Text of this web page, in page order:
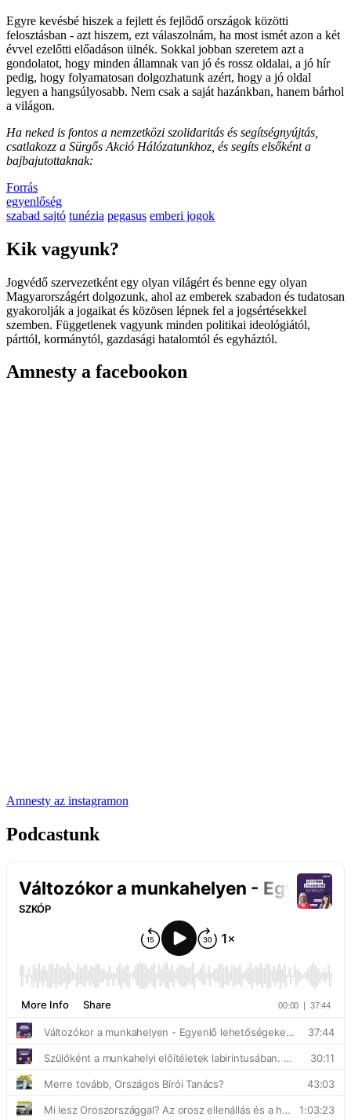
Egyre kevésbé hiszek a fejlett és fejlődő országok közötti
felosztásban - azt hiszem, ezt válaszolnám, ha most ismét azon a két
évvel ezelőtti előadáson ülnék. Sokkal jobban szeretem azt a
gondolatot, hogy minden államnak van jó és rossz oldalai, a jó hír
pedig, hogy folyamatosan dolgozhatunk azért, hogy a jó oldal
legyen a hangsúlyosabb. Nem csak a saját hazánkban, hanem bárhol
a világon.
Ha neked is fontos a nemzetközi szolidaritás és segítségnyújtás,
csatlakozz a Sürgős Akció Hálózatunkhoz, és segíts elsőként a
bajbajutottaknak:
Forrás
egyenlőség
szabad sajtó tunézia pegasus emberi jogok
Kik vagyunk?
Jogvédő szervezetként egy olyan világért és benne egy olyan
Magyarországért dolgozunk, ahol az emberek szabadon és tudatosan
gyakorolják a jogaikat és közösen lépnek fel a jogsértésekkel
szemben. Függetlenek vagyunk minden politikai ideológiától,
párttól, kormánytól, gazdasági hatalomtól és egyháztól.
Amnesty a facebookon
Amnesty az instagramon
Podcastunk